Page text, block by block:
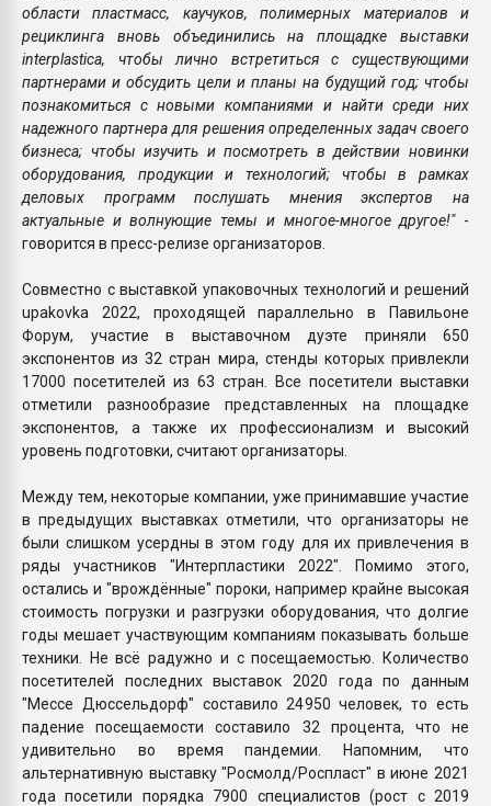
области пластмасс, каучуков, полимерных материалов и
рециклинга вновь объединились на площадке выставки
interplastica, чтобы лично встретиться с существующими
партнерами и обсудить цели и планы на будущий год; чтобы
познакомиться с новыми компаниями и найти среди них
надежного партнера для решения определенных задач своего
бизнеса; чтобы изучить и посмотреть в действии новинки
оборудования, продукции и технологий; чтобы в рамках
деловых программ послушать мнения экспертов на
актуальные и волнующие темы и многое-многое другое!" -
говорится в пресс-релизе организаторов.
Совместно с выставкой упаковочных технологий и решений
upakovka 2022, проходящей параллельно в Павильоне
Форум, участие в выставочном дуэте приняли 650
экспонентов из 32 стран мира, стенды которых привлекли
17000 посетителей из 63 стран. Все посетители выставки
отметили разнообразие представленных на площадке
экспонентов, а также их профессионализм и высокий
уровень подготовки, считают организаторы.
Между тем, некоторые компании, уже принимавшие участие
в предыдущих выставках отметили, что организаторы не
были слишком усердны в этом году для их привлечения в
ряды участников "Интерпластики 2022". Помимо этого,
остались и "врождённые" пороки, например крайне высокая
стоимость погрузки и разгрузки оборудования, что долгие
годы мешает участвующим компаниям показывать больше
техники. Не всё радужно и с посещаемостью. Количество
посетителей последних выставок 2020 года по данным
"Мессе Дюссельдорф" составило 24950 человек, то есть
падение посещаемости составило 32 процента, что не
удивительно во время пандемии. Напомним, что
альтернативную выставку "Росмолд/Роспласт" в июне 2021
года посетили порядка 7900 специалистов (рост с 2019